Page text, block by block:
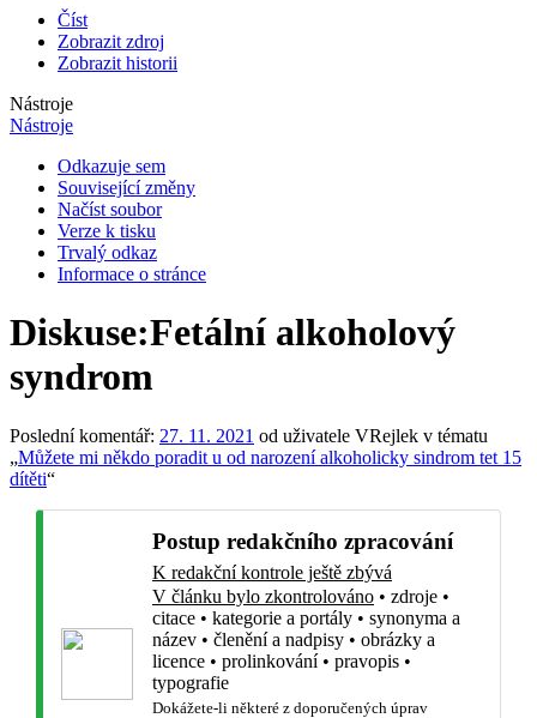
Číst
Zobrazit zdroj
Zobrazit historii
Nástroje
Nástroje
Odkazuje sem
Související změny
Načíst soubor
Verze k tisku
Trvalý odkaz
Informace o stránce
Diskuse:Fetální alkoholový
syndrom
Poslední komentář: 27. 11. 2021 od uživatele VRejlek v tématu
„Můžete mi někdo poradit u od narození alkoholicky sindrom tet 15
dítěti“
Postup redakčního zpracování
K redakční kontrole ještě zbývá
V článku bylo zkontrolováno • zdroje •
citace • kategorie a portály • synonyma a
název • členění a nadpisy • obrázky a
licence • prolinkování• pravopis •
typografie
Dokážete-li některé z doporučených úprav